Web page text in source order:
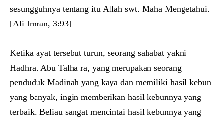
sesungguhnya tentang itu Allah swt. Maha Mengetahui.
[Ali Imran, 3:93]
Ketika ayat tersebut turun, seorang sahabat yakni
Hadhrat Abu Talha ra, yang merupakan seorang
penduduk Madinah yang kaya dan memiliki hasil kebun
yang banyak, ingin memberikan hasil kebunnya yang
terbaik. Beliau sangat mencintai hasil kebunnya yang